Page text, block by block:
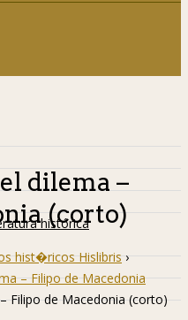
histórica
dilema –
(corto)
hist�ricos Hislibris ›
– Filipo de Macedonia
Filipo de Macedonia (corto)